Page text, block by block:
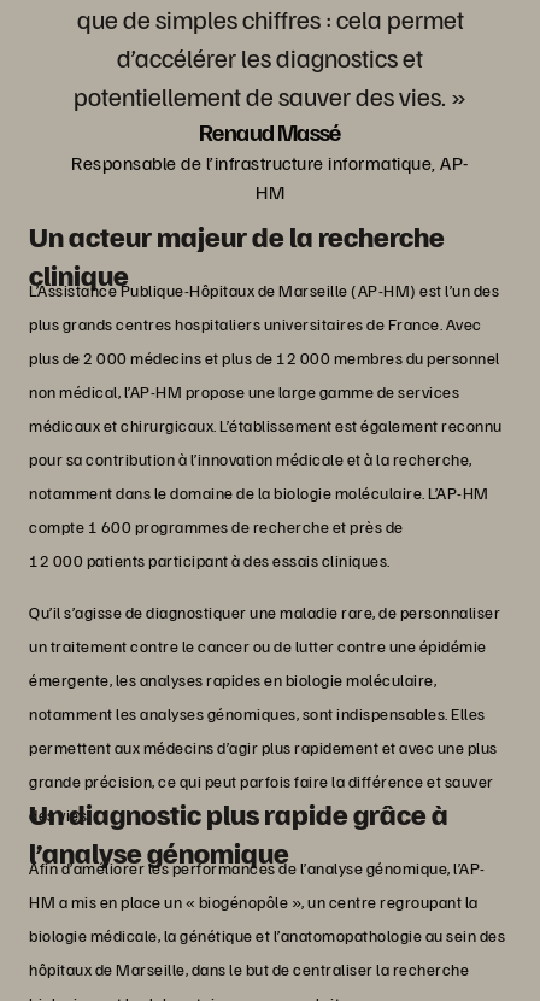
que de simples chiffres : cela permet
d’accélérer les diagnostics et
potentiellement de sauver des vies. »
Renaud Massé
Responsable de l’infrastructure informatique, AP-
HM
Un acteur majeur de la recherche
clinique
L’Assistance Publique-Hôpitaux de Marseille (AP-HM) est l’un des
plus grands centres hospitaliers universitaires de France. Avec
plus de 2 000 médecins et plus de 12 000 membres du personnel
non médical, l’AP-HM propose une large gamme de services
médicaux et chirurgicaux. L’établissement est également reconnu
pour sa contribution à l’innovation médicale et à la recherche,
notamment dans le domaine de la biologie moléculaire. L’AP-HM
compte 1 600 programmes de recherche et près de
12 000 patients participant à des essais cliniques.
Qu’il s’agisse de diagnostiquer une maladie rare, de personnaliser
un traitement contre le cancer ou de lutter contre une épidémie
émergente, les analyses rapides en biologie moléculaire,
notamment les analyses génomiques, sont indispensables. Elles
permettent aux médecins d’agir plus rapidement et avec une plus
grande précision, ce qui peut parfois faire la différence et sauver
des vies.
Un diagnostic plus rapide grâce à
l’analyse génomique
Afin d’améliorer les performances de l’analyse génomique, l’AP-
HM a mis en place un « biogénopôle », un centre regroupant la
biologie médicale, la génétique et l’anatomopathologie au sein des
hôpitaux de Marseille, dans le but de centraliser la recherche